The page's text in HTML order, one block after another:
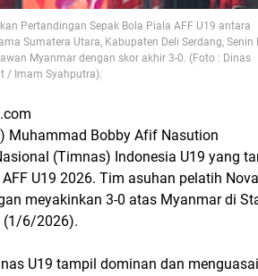
Pertandingan Sepak Bola Piala AFF U19 antara
Sumatera Utara, Kabupaten Deli Serdang, Senin
Myanmar dengan skor akhir 3-0. (Foto : Dinas
/ Imam Syahputra).
Muhammad Bobby Afif Nasution
(Timnas) Indonesia U19 yang
U19 2026. Tim asuhan pelatih Nova
meyakinkan 3-0 atas Myanmar di
(1/6/2026).
U19 tampil dominan dan menguasai